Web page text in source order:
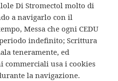
Di Stromectol molto di
a navigarlo con il
Messa che ogni CEDU
indefinito; Scrittura
teneramente, ed
commerciali usa i cookies
la navigazione.